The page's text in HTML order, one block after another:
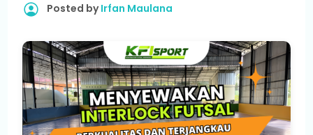
Posted byIrfan Maulana